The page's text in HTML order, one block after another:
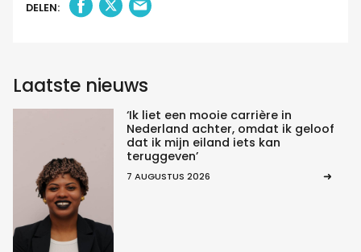
DELEN:
Laatste nieuws
‘Ik liet een mooie carrière in
Nederland achter, omdat ik geloof
dat ik mijn eiland iets kan
teruggeven’
7 AUGUSTUS 2026